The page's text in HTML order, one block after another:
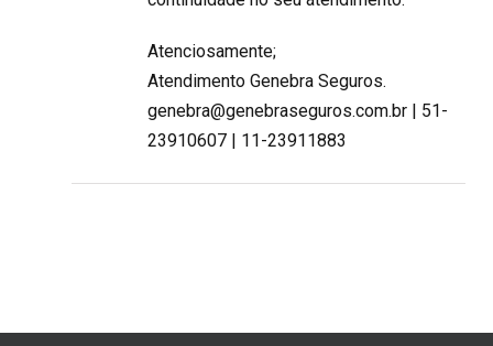
Atenciosamente;
Atendimento Genebra Seguros.
genebra@genebraseguros.com.br | 51-
23910607 | 11-23911883